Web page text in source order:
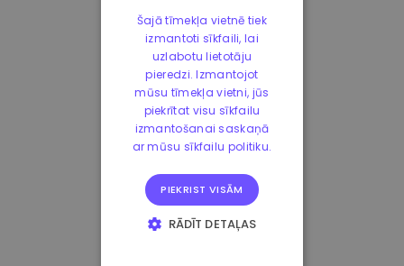
Šajā tīmekļa vietnē tiek
izmantoti sīkfaili, lai
uzlabotu lietotāju
pieredzi. Izmantojot
mūsu tīmekļa vietni, jūs
piekrītat visu sīkfailu
izmantošanai saskaņā
ar mūsu sīkfailu politiku.
PIEKRIST VISĀM
RĀDĪT DETAĻAS